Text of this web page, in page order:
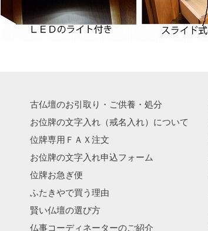
古仏壇のお引取り・ご供養・処分
お位牌の文字入れ（戒名入れ）について
位牌専用ＦＡＸ注文
お位牌の文字入れ申込フォーム
位牌お急ぎ便
ふたきやで買う理由
賢い仏壇の選び方
仏事コーディネーターのご紹介